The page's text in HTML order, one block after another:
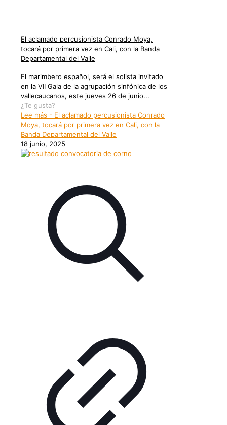
El aclamado percusionista Conrado Moya,
tocará por primera vez en Cali, con la Banda
Departamental del Valle
El marimbero español, será el solista invitado
en la VII Gala de la agrupación sinfónica de los
vallecaucanos, este jueves 26 de junio...
¿Te gusta?
Lee más - El aclamado percusionista Conrado
Moya, tocará por primera vez en Cali, con la
Banda Departamental del Valle
18 junio, 2025